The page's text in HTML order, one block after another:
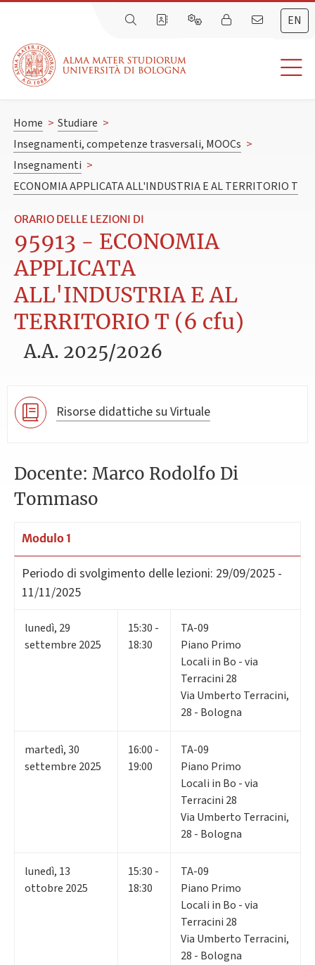
EN
Home > Studiare >
Insegnamenti, competenze trasversali, MOOCs >
Insegnamenti >
ECONOMIA APPLICATA ALL'INDUSTRIA E AL TERRITORIO T
ORARIO DELLE LEZIONI DI
95913 - ECONOMIA
APPLICATA
ALL'INDUSTRIA E AL
TERRITORIO T (6 cfu)
A.A. 2025/2026
Risorse didattiche su Virtuale
Docente: Marco Rodolfo Di
Tommaso
Modulo 1
Periodo di svolgimento delle lezioni: 29/09/2025 -
11/11/2025
lunedì, 29
settembre 2025
15:30 -
18:30
TA-09
Piano Primo
Locali in Bo - via
Terracini 28
Via Umberto Terracini,
28 - Bologna
martedì,30
settembre 2025
16:00 -
19:00
TA-09
Piano Primo
Locali in Bo - via
Terracini 28
Via Umberto Terracini,
28 - Bologna
lunedì, 13
ottobre 2025
15:30 -
18:30
TA-09
Piano Primo
Locali in Bo - via
Terracini 28
Via Umberto Terracini,
28 - Bologna